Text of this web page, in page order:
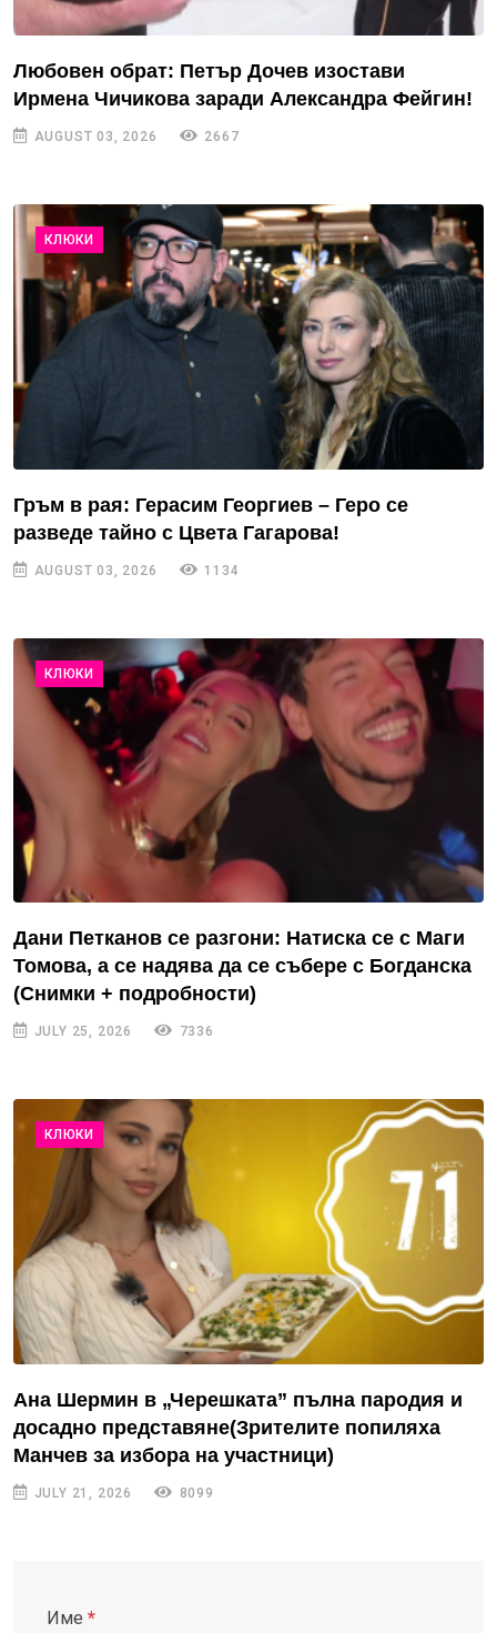
Любовен обрат: Петър Дочев изостави
Ирмена Чичикова заради Александра Фейгин!
AUGUST 03, 2026 2667
КЛЮКИ
Гръм в рая: Герасим Георгиев – Геро се
разведе тайно с Цвета Гагарова!
AUGUST 03, 2026 1134
КЛЮКИ
Дани Петканов се разгони: Натиска се с Маги
Томова, а се надява да се събере с Богданска
(Снимки + подробности)
JULY 25, 2026 7336
КЛЮКИ
Ана Шермин в „Черешката” пълна пародия и
досадно представяне(Зрителите попиляха
Манчев за избора на участници)
JULY 21, 2026 8099
Име *